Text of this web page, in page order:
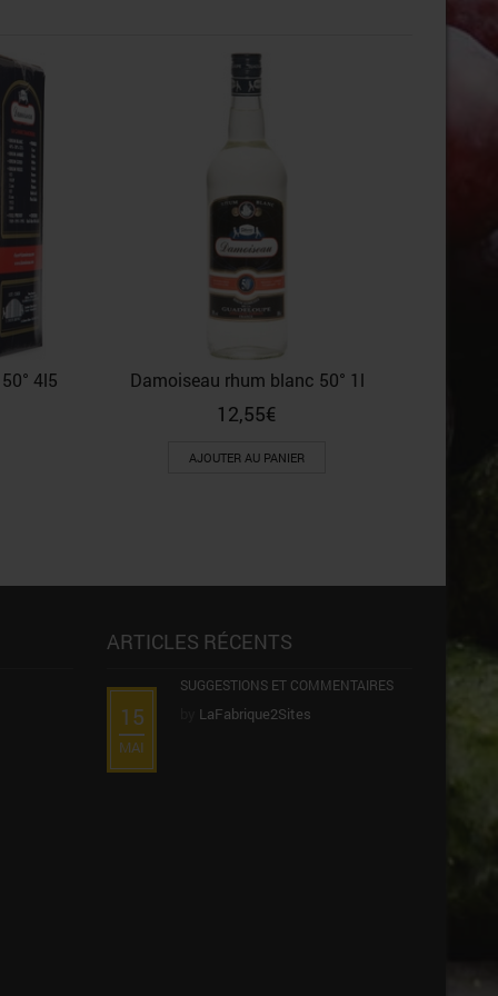
4l5 Damoiseau rhum blanc 50° 1l
12,55€
AJOUTER AU PANIER
ARTICLES RÉCENTS
15
MAI
SUGGESTIONS ET COMMENTAIRES
LaFabrique2Sites